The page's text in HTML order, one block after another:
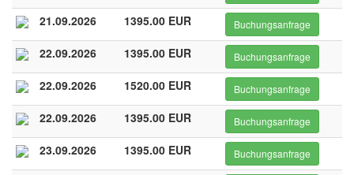
21.09.2026 1395.00 EUR Buchungsanfrage
22.09.2026 1395.00 EUR Buchungsanfrage
22.09.2026 1520.00 EUR Buchungsanfrage
22.09.2026 1395.00 EUR Buchungsanfrage
23.09.2026 1395.00 EUR Buchungsanfrage